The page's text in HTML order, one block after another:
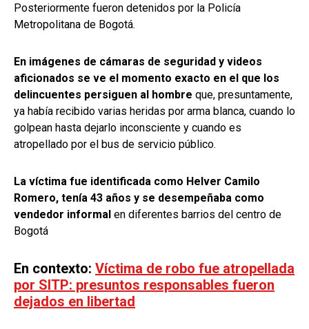
Posteriormente fueron detenidos por la Policía
Metropolitana de Bogotá.
En imágenes de cámaras de seguridad y videos
aficionados se ve el momento exacto en el que los
delincuentes persiguen al hombre que, presuntamente,
ya había recibido varias heridas por arma blanca, cuando lo
golpean hasta dejarlo inconsciente y cuando es
atropellado por el bus de servicio público.
La víctima fue identificada como Helver Camilo
Romero, tenía 43 años y se desempeñaba como
vendedor informal en diferentes barrios del centro de
Bogotá
En contexto: Víctima de robo fue atropellada
por SITP: presuntos responsables fueron
dejados en libertad